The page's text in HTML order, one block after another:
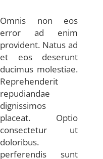
Omnis non eos
error ad enim
provident. Natus ad
et eos deserunt
ducimus molestiae.
Reprehenderit
repudiandae
dignissimos
placeat. Optio
consectetur ut
doloribus.
perferendis sunt